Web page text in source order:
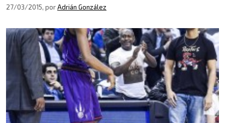
27/03/2015, porAdrián González